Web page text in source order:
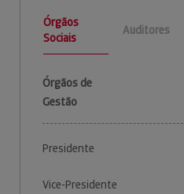
Órgãos
Sociais
Auditores
Órgãos de
Gestão
Presidente
Vice-Presidente